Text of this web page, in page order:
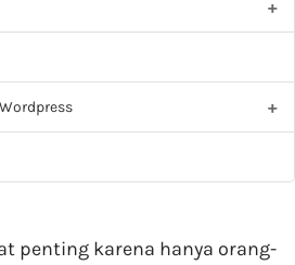
penting karena hanya orang-